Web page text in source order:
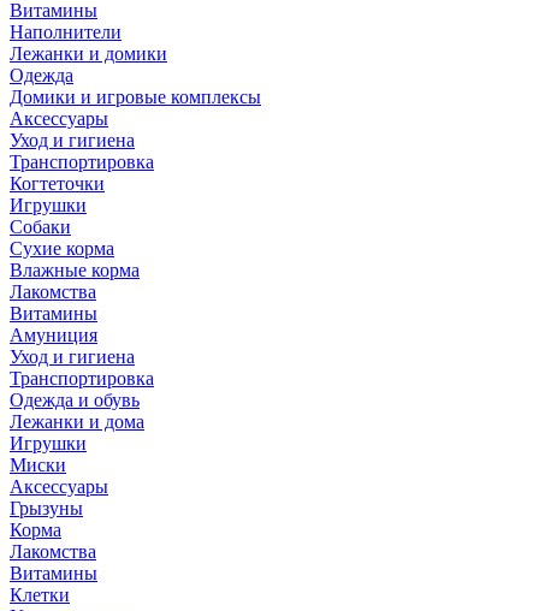
Витамины
Наполнители
Лежанки и домики
Одежда
Домики и игровые комплексы
Аксессуары
Уход и гигиена
Транспортировка
Когтеточки
Игрушки
Собаки
Сухие корма
Влажные корма
Лакомства
Витамины
Амуниция
Уход и гигиена
Транспортировка
Одежда и обувь
Лежанки и дома
Игрушки
Миски
Аксессуары
Грызуны
Корма
Лакомства
Витамины
Клетки